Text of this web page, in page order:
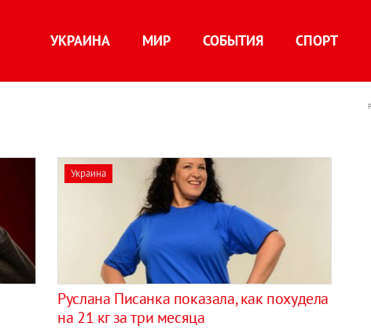
УКРАИНА МИР СОБЫТИЯ СПОРТ
Украина
Руслана Писанка показала, как похудела
на 21 кг за три месяца